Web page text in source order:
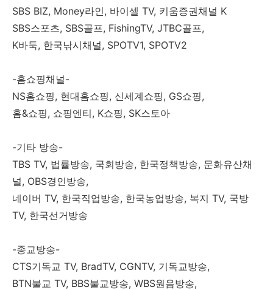
SBS BIZ, Money라인, 바이셀 TV, 키움증권채널 K
SBS스포츠, SBS골프, FishingTV, JTBC골프,
K바둑, 한국낚시채널, SPOTV1, SPOTV2
-홈쇼핑채널-
NS홈쇼핑, 현대홈쇼핑, 신세계쇼핑, GS쇼핑,
홈&쇼핑, 쇼핑엔티, K쇼핑, SK스토아
-기타 방송-
TBS TV, 법률방송, 국회방송, 한국정책방송, 문화유산채
널, OBS경인방송,
네이버 TV, 한국직업방송, 한국농업방송, 복지 TV, 국방
TV, 한국선거방송
-종교방송-
CTS기독교 TV, BradTV, CGNTV, 기독교방송,
BTN불교 TV, BBS불교방송, WBS원음방송,